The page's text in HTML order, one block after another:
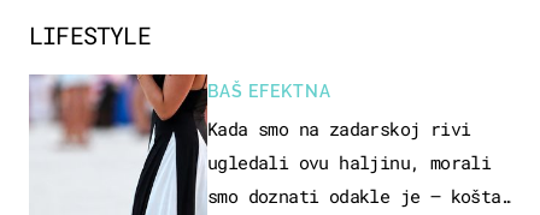
LIFESTYLE
BAŠ EFEKTNA
Kada smo na zadarskoj rivi
ugledali ovu haljinu, morali
smo doznati odakle je – košta